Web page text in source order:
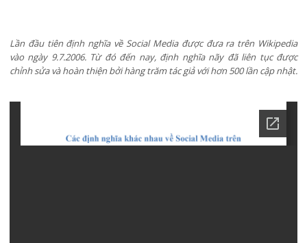
Lần đầu tiên định nghĩa về Social Media được đưa ra trên Wikipedia
vào ngày 9.7.2006. Từ đó đến nay, định nghĩa nãy đã liên tục được
chỉnh sửa và hoàn thiện bởi hàng trăm tác giả với hơn 500 lần cập nhật.